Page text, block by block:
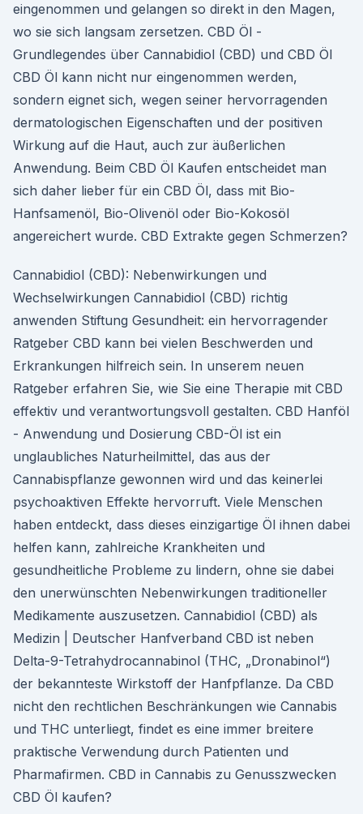
eingenommen und gelangen so direkt in den Magen,
wo sie sich langsam zersetzen. CBD Öl -
Grundlegendes über Cannabidiol (CBD) und CBD Öl
CBD Öl kann nicht nur eingenommen werden,
sondern eignet sich, wegen seiner hervorragenden
dermatologischen Eigenschaften und der positiven
Wirkung auf die Haut, auch zur äußerlichen
Anwendung. Beim CBD Öl Kaufen entscheidet man
sich daher lieber für ein CBD Öl, dass mit Bio-
Hanfsamenöl, Bio-Olivenöl oder Bio-Kokosöl
angereichert wurde. CBD Extrakte gegen Schmerzen?
Cannabidiol (CBD): Nebenwirkungen und
Wechselwirkungen Cannabidiol (CBD) richtig
anwenden Stiftung Gesundheit: ein hervorragender
Ratgeber CBD kann bei vielen Beschwerden und
Erkrankungen hilfreich sein. In unserem neuen
Ratgeber erfahren Sie, wie Sie eine Therapie mit CBD
effektiv und verantwortungsvoll gestalten. CBD Hanföl
- Anwendung und Dosierung CBD-Öl ist ein
unglaubliches Naturheilmittel, das aus der
Cannabispflanze gewonnen wird und das keinerlei
psychoaktiven Effekte hervorruft. Viele Menschen
haben entdeckt, dass dieses einzigartige Öl ihnen dabei
helfen kann, zahlreiche Krankheiten und
gesundheitliche Probleme zu lindern, ohne sie dabei
den unerwünschten Nebenwirkungen traditioneller
Medikamente auszusetzen. Cannabidiol (CBD) als
Medizin | Deutscher Hanfverband CBD ist neben
Delta-9-Tetrahydrocannabinol (THC, „Dronabinol“)
der bekannteste Wirkstoff der Hanfpflanze. Da CBD
nicht den rechtlichen Beschränkungen wie Cannabis
und THC unterliegt, findet es eine immer breitere
praktische Verwendung durch Patienten und
Pharmafirmen. CBD in Cannabis zu Genusszwecken
CBD Öl kaufen?